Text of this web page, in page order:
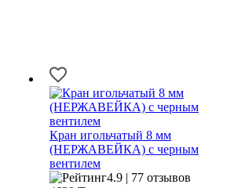
Кран игольчатый 8 мм
(НЕРЖАВЕЙКА) с черным
вентилем
4.9 | 77 отзывов